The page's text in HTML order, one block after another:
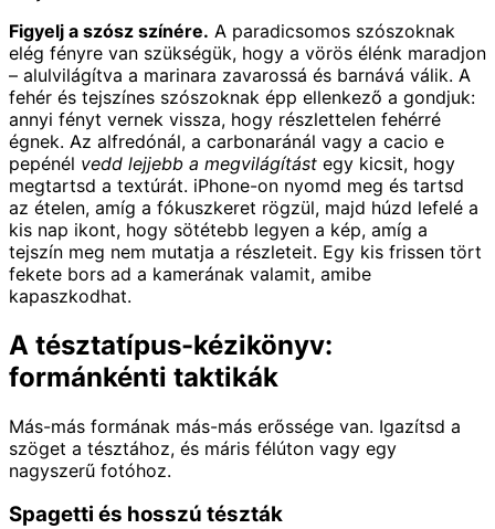
Figyelj a szósz színére. A paradicsomos szószoknak
elég fényre van szükségük, hogy a vörös élénk maradjon
– alulvilágítva a marinara zavarossá és barnává válik. A
fehér és tejszínes szószoknak épp ellenkező a gondjuk:
annyi fényt vernek vissza, hogy részlettelen fehérré
égnek. Az alfredónál, a carbonaránál vagy a cacio e
pepénél vedd lejjebb a megvilágítást egy kicsit, hogy
megtartsd a textúrát. iPhone-on nyomd meg és tartsd
az ételen, amíg a fókuszkeret rögzül, majd húzd lefelé a
kis nap ikont, hogy sötétebb legyen a kép, amíg a
tejszín meg nem mutatja a részleteit. Egy kis frissen tört
fekete bors ad a kamerának valamit, amibe
kapaszkodhat.
A tésztatípus-kézikönyv:
formánkénti taktikák
Más-más formának más-más erőssége van. Igazítsd a
szöget a tésztához, és máris félúton vagy egy
nagyszerű fotóhoz.
Spagetti és hosszú tészták